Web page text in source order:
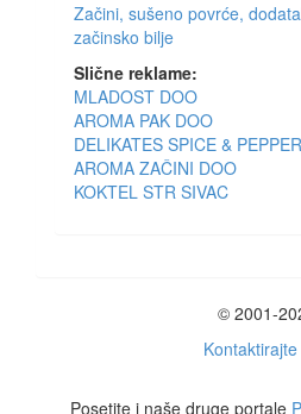
Začini, sušeno povrće,
začinsko bilje
Slične reklame:
MLADOST DOO
AROMA PAK DOO
DELIKATES SPICE &
AROMA ZAČINI DOO
KOKTEL STR SIVAC
© 2001-
Posetite i naše druge portale